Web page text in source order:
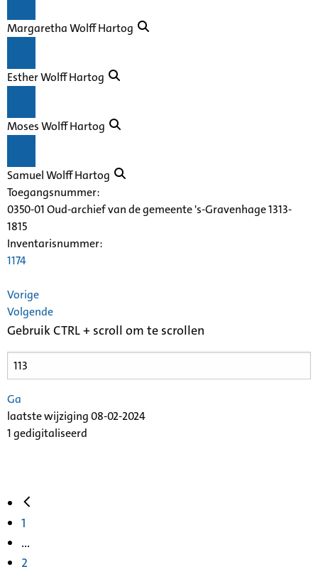
Margaretha Wolff Hartog
Esther Wolff Hartog
Moses Wolff Hartog
Samuel Wolff Hartog
Toegangsnummer:
0350-01 Oud-archief van de gemeente 's-Gravenhage 1313-
1815
Inventarisnummer:
1174
Vorige
Volgende
Gebruik CTRL + scroll om te scrollen
Ga
laatste wijziging 08-02-2024
1 gedigitaliseerd
1
...
2